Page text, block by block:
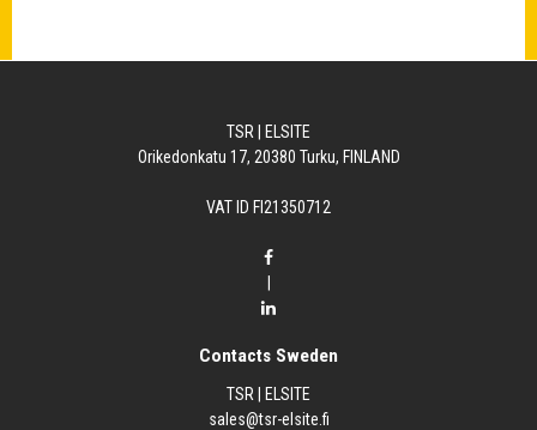
TSR | ELSITE
Orikedonkatu 17, 20380 Turku, FINLAND
VAT ID FI21350712
|
Contacts Sweden
TSR | ELSITE
sales@tsr-elsite.fi